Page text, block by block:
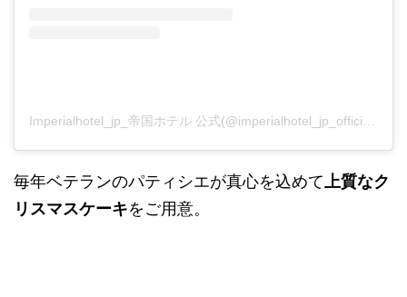
毎年ベテランのパティシエが真心を込めて 上質なク
リスマスケーキをご用意。